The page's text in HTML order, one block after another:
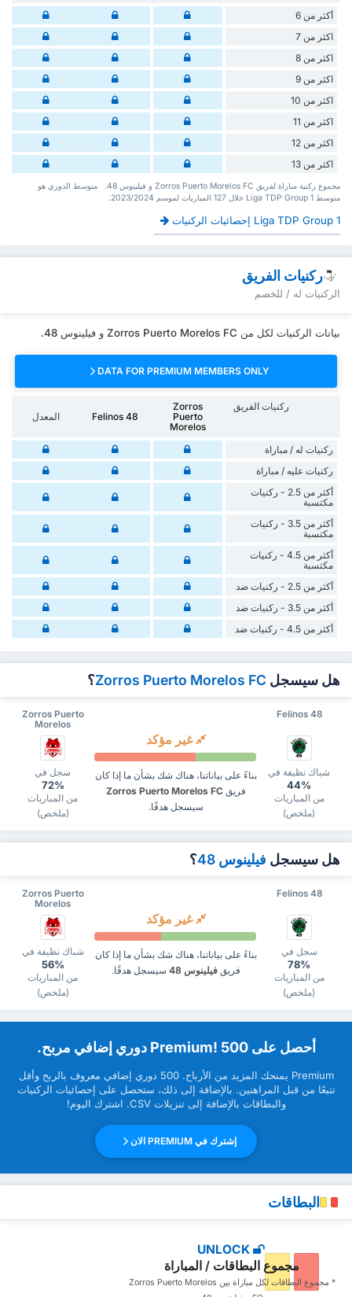
أكثر من 6
اكثر من 7
اكثر من 8
اكثر من 9
اكثر من 10
اكثر من 11
اكثر من 12
اكثر من 13
‏مجموع ركنية مباراة لفريق Zorros Puerto Morelos FC و فيلينوس 48. ‏‏ ‏ ‏متوسط الدوري هو
متوسط Liga TDP Group 1 ‏خلال 127 ‏المباريات لموسم 2023/2024.
Liga TDP Group 1 إحصائيات الركنيات
ركنيات الفريق
الركنيات له / للخصم
بيانات الركنيات لكل من Zorros Puerto Morelos FC و فيلينوس 48.
DATA FOR PREMIUM MEMBERS ONLY
ركنيات الفريق
Zorros
Puerto
Morelos
Felinos 48 المعدل
‏ركنيات له / مباراة
‏ركنيات ‏عليه / مباراة
أكثر من 2.5 - ركنيات
مكتسبة
أكثر من 3.5 - ركنيات
مكتسبة
أكثر من 4.5 - ركنيات
مكتسبة
أكثر من 2.5 - ركنيات ضد
أكثر من 3.5 - ركنيات ضد
أكثر من 4.5 - ركنيات ضد
هل سيسجل Zorros Puerto Morelos FC؟
Zorros Puerto
Morelos
Felinos 48
سجل في
72%
من المباريات
(ملخص)
غير مؤكد
بناءً على بياناتنا، هناك شك بشأن ما إذا كان
فريق Zorros Puerto Morelos FC
سيسجل هدفًا.
شباك نظيفة في
44%
من المباريات
(ملخص)
هل سيسجل فيلينوس 48 ؟
Zorros Puerto
Morelos
Felinos 48
شباك نظيفة في
56%
من المباريات
(ملخص)
غير مؤكد
بناءً على بياناتنا، هناك شك بشأن ما إذا كان
فريق فيلينوس 48 سيسجل هدفًا.
سجل في
78%
من المباريات
(ملخص)
‏أحصل على Premium! 500 دوري إضافي مربح.
Premium ‏يمنحك المزيد من ‏الأرباح. 500 دوري إضافي معروف بالربح وأقل
تتبعًا من قبل ‏المراهنين. بالإضافة إلى ذلك، ستحصل على إحصائيات الركنيات
والبطاقات بالإضافة إلى تنزيلات CSV. اشترك اليوم!
إشترك في PREMIUM الان
البطاقات
UNLOCK
مجموع البطاقات / المباراة
* مجموع البطاقات ‏لكل مباراة بين Zorros Puerto Morelos